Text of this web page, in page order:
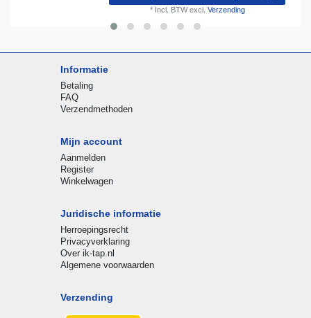
* Incl. BTWexcl. Verzending
Informatie
Betaling
FAQ
Verzendmethoden
Mijn account
Aanmelden
Register
Winkelwagen
Juridische informatie
Herroepingsrecht
Privacyverklaring
Over ik-tap.nl
Algemene voorwaarden
Verzending